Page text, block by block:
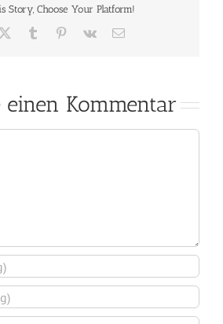
Story, Choose Your Platform!
Tumblr Pinterest
Vk
E-
einen Kommentar